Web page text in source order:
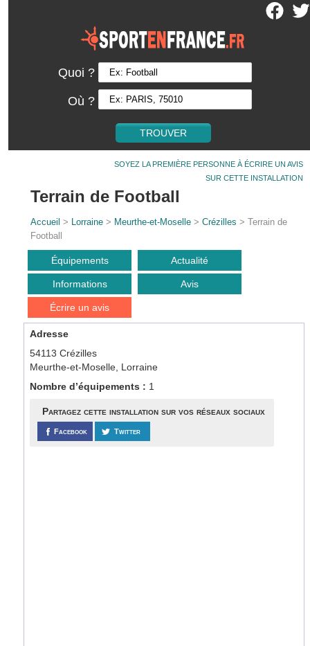
Quoi ?
Où ?
SOYEZ LA PREMIÈRE PERSONNE À ÉCRIRE UN AVIS
SUR CETTE INSTALLATION
Terrain de Football
Accueil > Lorraine > Meurthe-et-Moselle >Crézilles > Terrain de
Football
Équipements Actualité
Informations Avis
Écrire un avis
Adresse
54113 Crézilles
Meurthe-et-Moselle, Lorraine
Nombre d’équipements : 1
Partagez cette installation sur vos réseaux sociaux
Facebook Twitter